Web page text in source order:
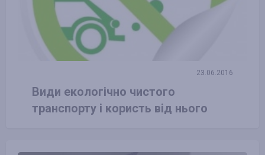
23.06.2016
Види екологічно чистого
транспорту і користь від нього